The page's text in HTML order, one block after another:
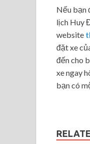
Nếu bạn
lịch Huy
website
đặt xe
đến cho
xe ngay
bạn có